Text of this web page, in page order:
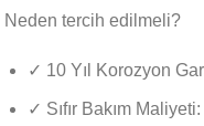
Neden tercih edilmeli?
✓ 10 Yıl Korozyon
✓ Sıfır Bakım